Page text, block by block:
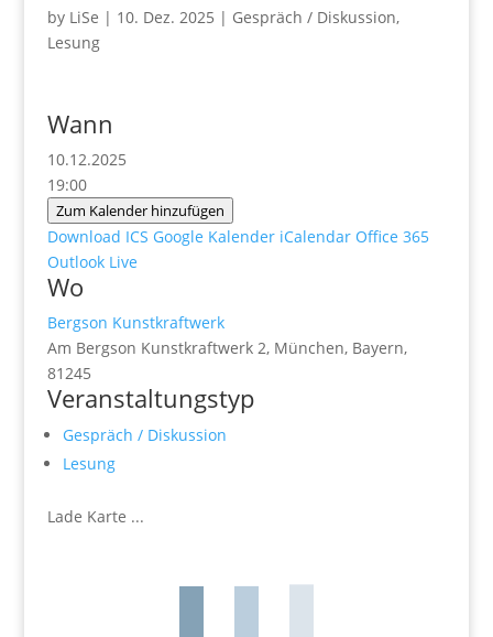
by LiSe | 10. Dez. 2025 | Gespräch / Diskussion,
Lesung
Wann
10.12.2025
19:00
Zum Kalender hinzufügen
Download ICS Google Kalender iCalendar Office 365
Outlook Live
Wo
Bergson Kunstkraftwerk
Am Bergson Kunstkraftwerk 2, München, Bayern,
81245
Veranstaltungstyp
Gespräch / Diskussion
Lesung
Lade Karte ...